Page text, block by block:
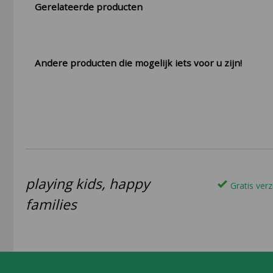
Gerelateerde producten
Andere producten die mogelijk iets voor u zijn!
playing kids, happy
families
Gratis